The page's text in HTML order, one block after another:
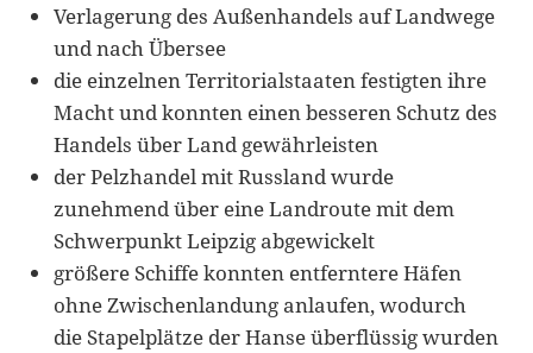
Verlagerung des Außenhandels auf Landwege
und nach Übersee
die einzelnen Territorialstaaten festigten ihre
Macht und konnten einen besseren Schutz des
Handels über Land gewährleisten
der Pelzhandel mit Russland wurde
zunehmend über eine Landroute mit dem
Schwerpunkt Leipzig abgewickelt
größere Schiffe konnten entferntere Häfen
ohne Zwischenlandung anlaufen, wodurch
die Stapelplätze der Hanse überflüssig wurden